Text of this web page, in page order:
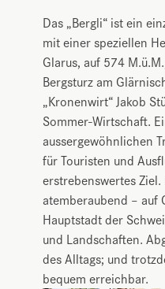
Das „Bergli“ ist ein
mit einer speziellen
Glarus, auf 574
Bergsturz am
„Kronenwirt“ Jakob
Sommer-Wirtschaft.
aussergewöhnlichen
für Touristen und
erstrebenswertes
atemberaubend – auf
Hauptstadt der
und Landschaften.
des Alltags; und
bequem erreichbar.